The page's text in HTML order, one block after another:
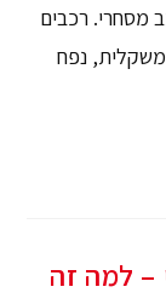
מסחרי. רכבים
משקלית, נפח
למה זה